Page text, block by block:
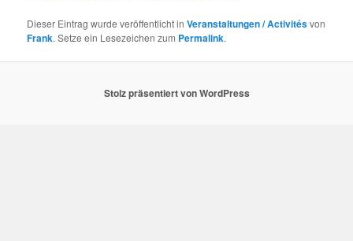
Dieser Eintrag wurde veröffentlicht inVeranstaltungen / Activitésvon
Frank. Setze ein Lesezeichen zum Permalink.
Stolz präsentiert von WordPress